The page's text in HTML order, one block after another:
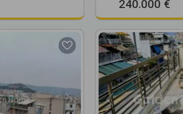
240.000 €
Next Previous